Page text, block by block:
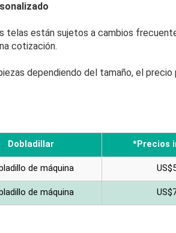
telas están sujetos a cambios
cotización.
dependiendo del tamaño, el precio
Dobladillar *Precios
de máquina
de máquina